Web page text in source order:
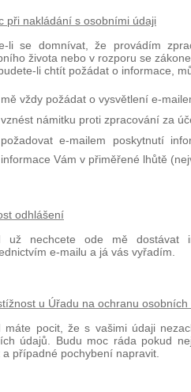
při nakládání s osobními údaji
li se domnívat, že provádím
života nebo v rozporu se
li chtít požádat o informace,
mě vždy požádat o vysvětlení e-
vznést námitku proti zpracování za
požadovat e-mailem poskytnutí
informace Vám v přiměřené lhůtě
odhlášení
už nechcete ode mě dostávat
e-mailu a já vás vyřadím.
u Úřadu na ochranu osobních
máte pocit, že s vašimi údaji
údajů. Budu moc ráda pokud
a případné pochybení napravit.